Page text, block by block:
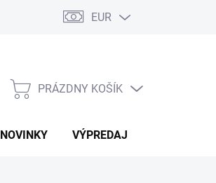
EUR
NÁKUPNÝ
PRÁZDNY KOŠÍK
NOVINKY VÝPREDAJ